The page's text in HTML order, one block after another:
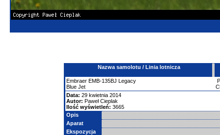
Nazwa samolotu / Linia lotnicza
Embraer EMB-135BJ Legacy
Blue Jet
Data: 29 kwietnia 2014
Autor: Paweł Cieplak
Ilość wyświetleń: 3665
Opis
Aparat
Ekspozycja